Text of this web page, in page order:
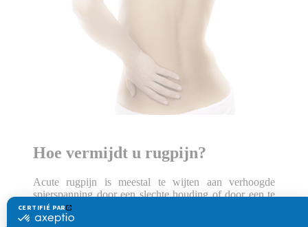
Hoe vermijdt u rugpijn?
Acute rugpijn is meestal te wijten aan verhoogde
spierspanning door een slechte houding of door een te
zware lichamelijke inspanning.